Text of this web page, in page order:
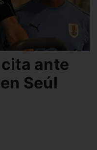
ante
Seúl